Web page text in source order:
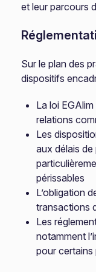
et leur parcours
Sur le plan des
dispositifs
La loi
relations
Les
aux délais de
périssables
L’obligation
transactions
Les
notamment
pour certains